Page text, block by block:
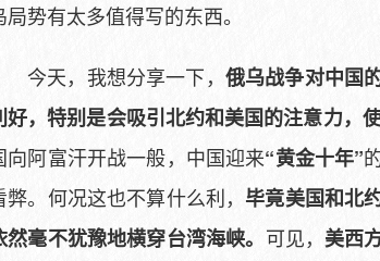
局势有太多值得写的东西。
今天，我想分享一下， 俄乌战争对中国
好，特别是会吸引北约和美国的注意力，
向阿富汗开战一般，中国迎来“黄金十年”
弊。何况这也不算什么利， 毕竟美国和北
然毫不犹豫地横穿台湾海峡。 可见， 美西